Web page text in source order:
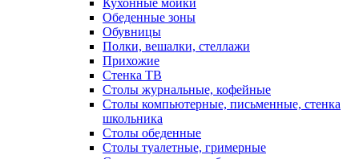
Обеденные зоны
Обувницы
Полки, вешалки, стеллажи
Прихожие
Стенка ТВ
Столы журнальные, кофейные
Столы компьютерные, письменные, стенка
школьника
Столы обеденные
Столы туалетные, гримерные